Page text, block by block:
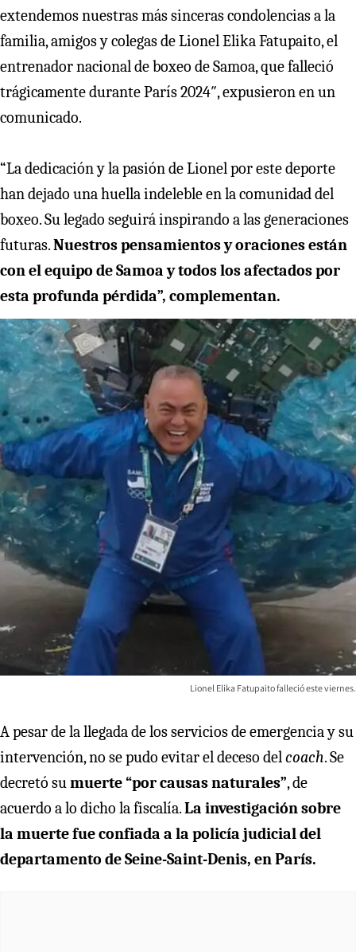
extendemos nuestras más sinceras condolencias a la
familia, amigos y colegas de Lionel Elika Fatupaito, el
entrenador nacional de boxeo de Samoa, que falleció
trágicamente durante París 2024″, expusieron en un
comunicado.
“La dedicación y la pasión de Lionel por este deporte
han dejado una huella indeleble en la comunidad del
boxeo. Su legado seguirá inspirando a las generaciones
futuras.Nuestros pensamientos y oraciones están
con el equipo de Samoa y todos los afectados por
esta profunda pérdida”, complementan.
Lionel Elika Fatupaito falleció este viernes.
A pesar de la llegada de los servicios de emergencia y su
intervención, no se pudo evitar el deceso delcoach. Se
decretó sumuerte “por causas naturales”, de
acuerdo a lo dicho la fiscalía.La investigación sobre
la muerte fue confiada a la policía judicial del
departamento de Seine-Saint-Denis, en París.